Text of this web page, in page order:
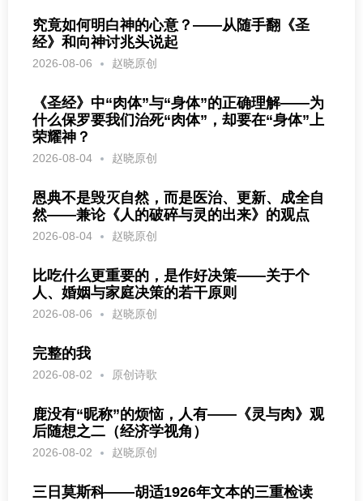
究竟如何明白神的心意？——从随手翻《圣
经》和向神讨兆头说起
2026-08-06 赵晓原创
《圣经》中“肉体”与“身体”的正确理解——为
什么保罗要我们治死“肉体”，却要在“身体”上
荣耀神？
2026-08-04 赵晓原创
恩典不是毁灭自然，而是医治、更新、成全自
然——兼论《人的破碎与灵的出来》的观点
2026-08-04 赵晓原创
比吃什么更重要的，是作好决策——关于个
人、婚姻与家庭决策的若干原则
2026-08-06 赵晓原创
完整的我
2026-08-02 原创诗歌
鹿没有“昵称”的烦恼，人有——《灵与肉》观
后随想之二（经济学视角）
2026-08-02 赵晓原创
三日莫斯科——胡适1926年文本的三重检读